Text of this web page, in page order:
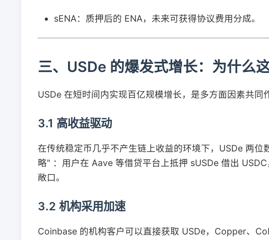
sENA：质押后的 ENA，未来可获得协议费用分成。
三、USDe 的爆发式增长：为什么这
USDe 在短时间内实现百亿规模增长，是多方面因素共同
3.1 高收益驱动
在传统稳定币几乎不产生链上收益的环境下，USDe 两
略" ：用户在 Aave 等借贷平台上抵押 sUSDe 借出
敞口。
3.2 机构采用加速
Coinbase 的机构客户可以直接获取 USDe，Copper、